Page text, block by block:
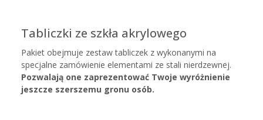
Tabliczki ze szkła akrylowego
Pakiet obejmuje zestaw tabliczek z wykonanymi na
specjalne zamówienie elementami ze stali nierdzewnej.
Pozwalają one zaprezentować Twoje wyróżnienie
jeszcze szerszemu gronu osób.